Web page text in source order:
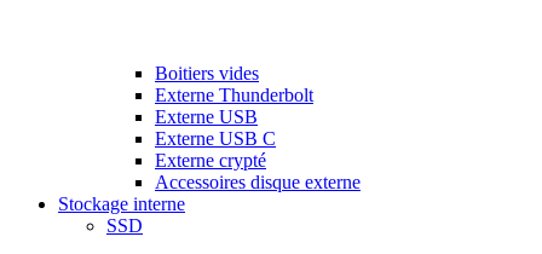
Boitiers vides
Externe Thunderbolt
Externe USB
Externe USB C
Externe crypté
Accessoires disque externe
Stockage interne
SSD